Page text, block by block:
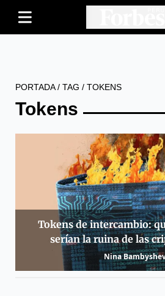
PORTADA/ TAG / TOKENS
Tokens
Tokens de intercambio:
serían la ruina de las
Nina